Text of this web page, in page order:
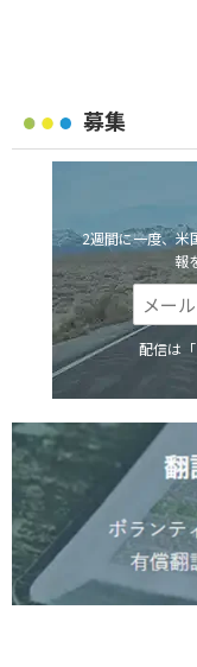
募集
2週間に一度、米
報
配信は